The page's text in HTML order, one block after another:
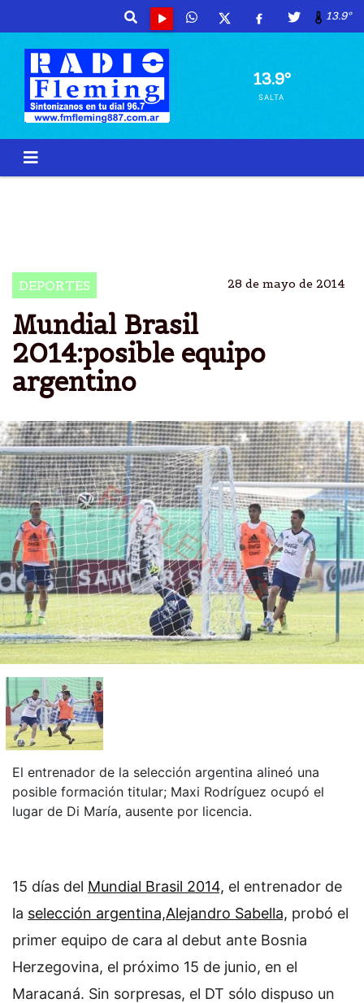
13.9º
13.9º
SALTA
DEPORTES 28 de mayo de 2014
Mundial Brasil
2014:posible equipo
argentino
El entrenador de la selección argentina alineó una
posible formación titular; Maxi Rodríguez ocupó el
lugar de Di María, ausente por licencia.
15 días del Mundial Brasil 2014, el entrenador de
la selección argentina,Alejandro Sabella, probó el
primer equipo de cara al debut ante Bosnia
Herzegovina, el próximo 15 de junio, en el
Maracaná. Sin sorpresas, el DT sólo dispuso un